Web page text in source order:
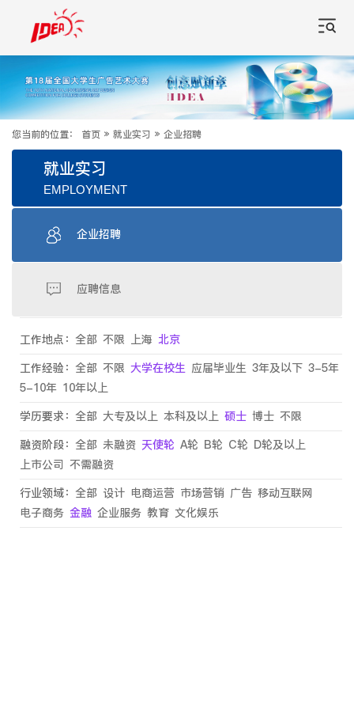
您当前的位置： 首页 » 就业实习 » 企业招聘
就业实习
EMPLOYMENT
企业招聘
应聘信息
工作地点： 全部 不限 上海 北京
工作经验： 全部 不限 大学在校生 应届毕业生 3年及以下 3-5年
5-10年 10年以上
学历要求： 全部 大专及以上 本科及以上 硕士 博士 不限
融资阶段： 全部 未融资 天使轮 A轮 B轮 C轮 D轮及以上
上市公司 不需融资
行业领域： 全部 设计 电商运营 市场营销 广告 移动互联网
电子商务 金融 企业服务 教育 文化娱乐